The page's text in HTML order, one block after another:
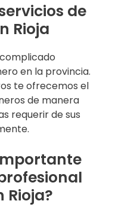
de
Rioja
en la provincia.
te ofrecemos el
de manera
requerir de sus
Rioja?